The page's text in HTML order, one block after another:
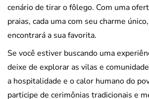
cenário de tirar o fôlego. Com uma
praias, cada uma com seu charme
encontrará a sua favorita.
Se você estiver buscando uma
deixe de explorar as vilas e
a hospitalidade e o calor humano do
participe de cerimônias tradicionais e